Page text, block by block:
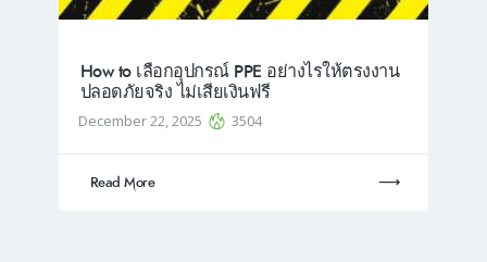
How to เลือกอุปกรณ์ PPE อย่างไรให้ตรงงาน
ปลอดภัยจริง ไม่เสียเงินฟรี
December 22, 2025 3504
Read More